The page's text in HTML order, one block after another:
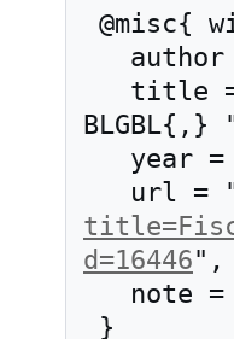
BLGBL{,}
url =
d=16446",